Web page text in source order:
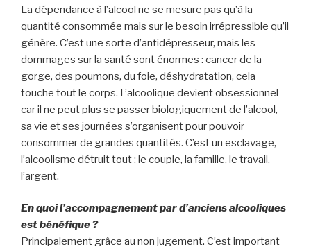
La dépendance à l’alcool ne se mesure pas qu’à la
quantité consommée mais sur le besoin irrépressible qu’il
génère. C’est une sorte d’antidépresseur, mais les
dommages sur la santé sont énormes : cancer de la
gorge, des poumons, du foie, déshydratation, cela
touche tout le corps. L’alcoolique devient obsessionnel
car il ne peut plus se passer biologiquement de l’alcool,
sa vie et ses journées s’organisent pour pouvoir
consommer de grandes quantités. C’est un esclavage,
l’alcoolisme détruit tout : le couple, la famille, le travail,
l’argent.
En quoi l’accompagnement par d’anciens alcooliques
est bénéfique ?
Principalement grâce au non jugement. C’est important